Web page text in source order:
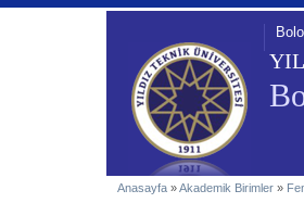
Anasayfa »Akademik Birimler »